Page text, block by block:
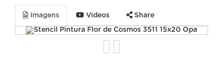
Imagens Videos Share